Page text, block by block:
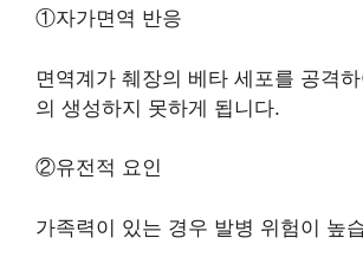
①자가면역 반응
면역계가 췌장의 베타 세포를 공격
의 생성하지 못하게 됩니다.
②유전적 요인
가족력이 있는 경우 발병 위험이 높